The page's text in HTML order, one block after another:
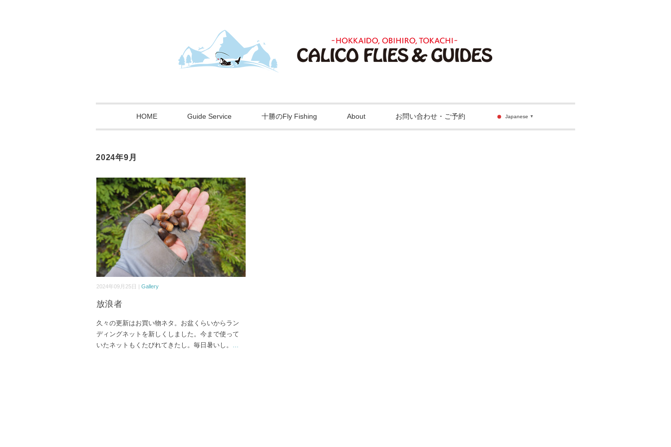
HOME Guide Service 十勝のFly Fishing About お問い合わせ・ご予約 Japanese ▼
2024年9月
2024年09月25日 | Gallery
放浪者
久々の更新はお買い物ネタ。お盆くらいからラン
ディングネットを新しくしました。今まで使って
いたネットもくたびれてきたし。毎日暑いし。 ...